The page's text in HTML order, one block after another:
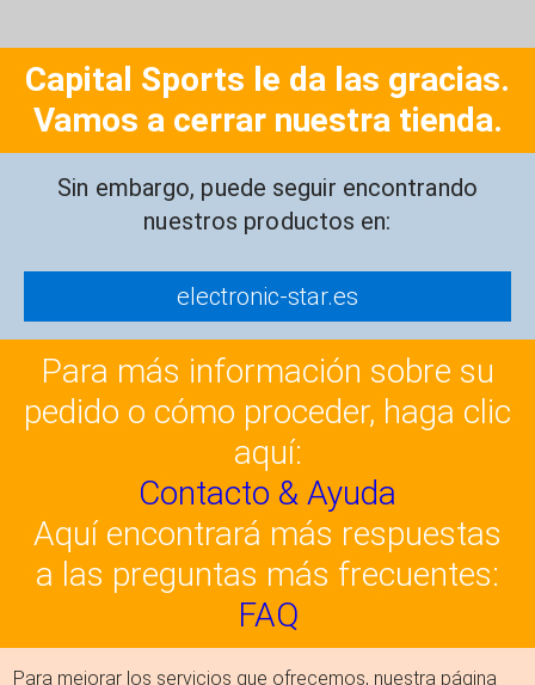
Capital Sports le da las gracias.
Vamos a cerrar nuestra tienda.
Sin embargo, puede seguir encontrando
nuestros productos en:
electronic-star.es
Para más información sobre su
pedido o cómo proceder, haga clic
aquí:
Contacto & Ayuda
Aquí encontrará más respuestas
a las preguntas más frecuentes:
FAQ
Para mejorar los servicios que ofrecemos, nuestra página